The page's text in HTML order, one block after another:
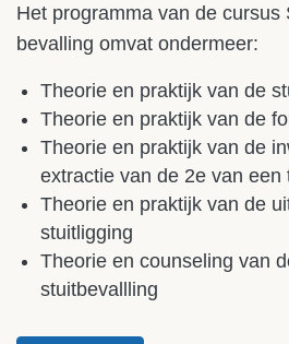
Het programma van de cursus
bevalling omvat ondermeer:
Theorie en praktijk van de
Theorie en praktijk van de
Theorie en praktijk van de
extractie van de 2e van een
Theorie en praktijk van de
stuitligging
Theorie en counseling van
stuitbevallling